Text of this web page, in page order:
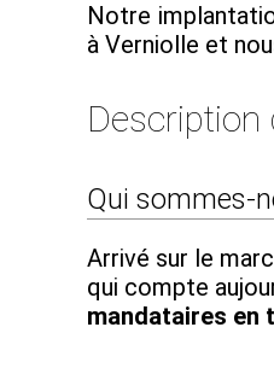
Notre
à Verniolle et
Description
Qui sommes-
Arrivé sur le
qui compte
mandataires en